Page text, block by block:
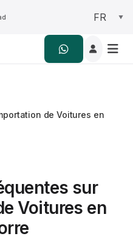
de Voitures en
sur
Voitures en